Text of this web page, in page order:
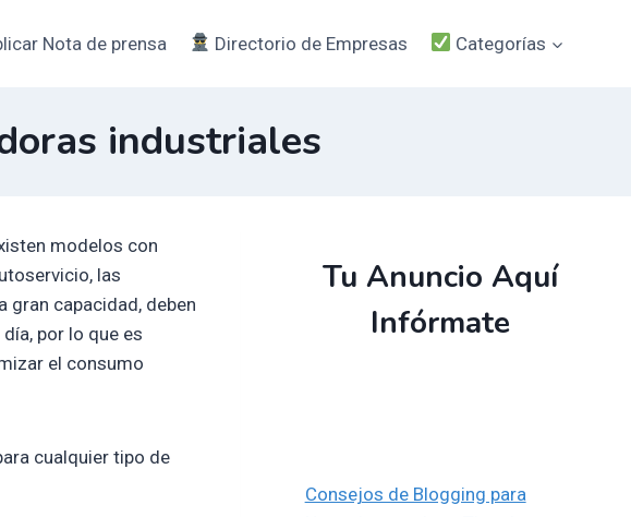
Nota de prensa Directorio de Empresas Categorías
industriales
modelos con
las
gran capacidad, deben
por lo que es
el consumo
cualquier tipo de
Tu Anuncio Aquí
Infórmate
Consejos de Blogging para